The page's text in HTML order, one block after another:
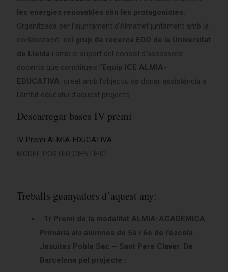
les energies renovables són les protagonistes.
Organitzada per l’ajuntament d’Almatret juntament amb la
col·laboració del grup de recerca EDO de la Universitat
de Lleida i amb el suport del consell d’assessors
docents que constitueix l’Equip ICE ALMIA-
EDUCATIVA creat amb l’objectiu de donar assistència a
l’àmbit educatiu d’aquest projecte.
Descarregar bases IV premi
IV Premi ALMIA-EDUCATIVA
MODEL POSTER CIENTÍFIC
Treballs guanyadors d’aquest any:
1r Premi de la modalitat ALMIA-ACADÈMICA
Primària als alumnes de 5è i 6è de l’escola
Jesuïtes Poble Sec – Sant Pere Claver. De
Barcelona pel projecte :